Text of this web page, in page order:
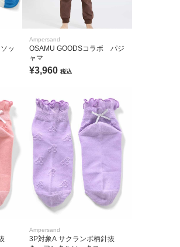
ッ
Ampersand
OSAMU GOODSコラボ パジ
ャマ
¥3,960 税込
Ampersand
3P対象A サクランボ柄針抜